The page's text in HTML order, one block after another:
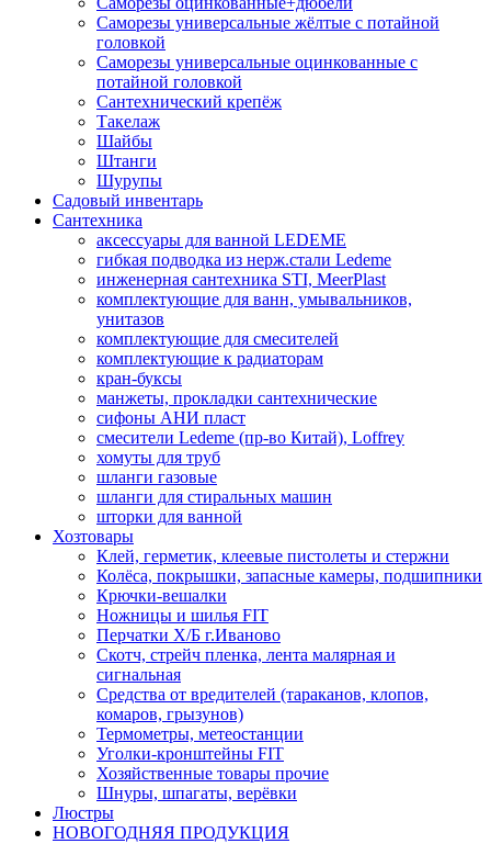
Саморезы универсальные жёлтые с потайной
головкой
Саморезы универсальные оцинкованные с
потайной головкой
Сантехнический крепёж
Такелаж
Шайбы
Штанги
Шурупы
Садовый инвентарь
Сантехника
аксессуары для ванной LEDEME
гибкая подводка из нерж.стали Ledeme
инженерная сантехника STI, MeerPlast
комплектующие для ванн, умывальников,
унитазов
комплектующие для смесителей
комплектующие к радиаторам
кран-буксы
манжеты, прокладки сантехнические
сифоны АНИ пласт
смесители Ledeme (пр-во Китай), Loffrey
хомуты для труб
шланги газовые
шланги для стиральных машин
шторки для ванной
Хозтовары
Клей, герметик, клеевые пистолеты и стержни
Колёса, покрышки, запасные камеры, подшипники
Крючки-вешалки
Ножницы и шилья FIT
Перчатки Х/Б г.Иваново
Скотч, стрейч пленка, лента малярная и
сигнальная
Средства от вредителей (тараканов, клопов,
комаров, грызунов)
Термометры, метеостанции
Уголки-кронштейны FIT
Хозяйственные товары прочие
Шнуры, шпагаты, верёвки
Люстры
НОВОГОДНЯЯ ПРОДУКЦИЯ